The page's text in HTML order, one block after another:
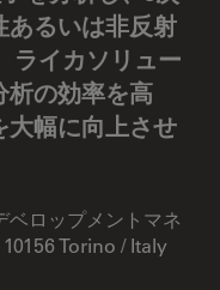
あるいは非反射
ライカソリュー
析の効率を高
大幅に向上させ
ロップメントマネ
Torino / Italy